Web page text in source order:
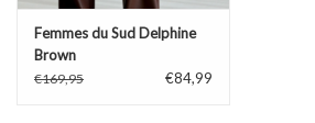
Femmes du Sud Delphine
Brown
€169,95 €84,99